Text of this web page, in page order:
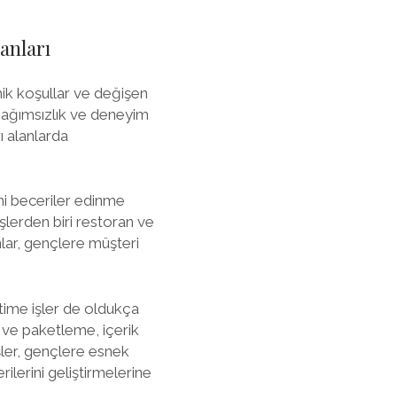
koşullar ve değişen
ve deneyim
alanlarda
beceriler edinme
biri restoran ve
gençlere müşteri
işler de oldukça
paketleme, içerik
gençlere esnek
geliştirmelerine